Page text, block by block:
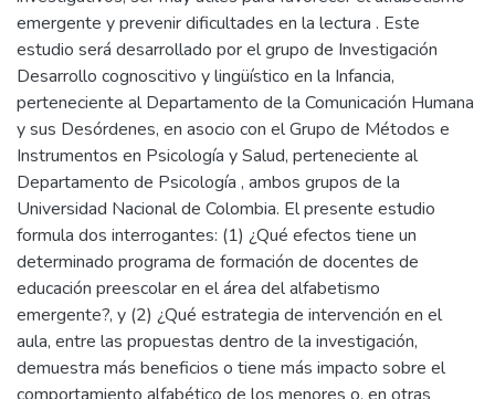
emergente y prevenir dificultades en la lectura . Este
estudio será desarrollado por el grupo de Investigación
Desarrollo cognoscitivo y lingüístico en la Infancia,
perteneciente al Departamento de la Comunicación Humana
y sus Desórdenes, en asocio con el Grupo de Métodos e
Instrumentos en Psicología y Salud, perteneciente al
Departamento de Psicología , ambos grupos de la
Universidad Nacional de Colombia. El presente estudio
formula dos interrogantes: (1) ¿Qué efectos tiene un
determinado programa de formación de docentes de
educación preescolar en el área del alfabetismo
emergente?, y (2) ¿Qué estrategia de intervención en el
aula, entre las propuestas dentro de la investigación,
demuestra más beneficios o tiene más impacto sobre el